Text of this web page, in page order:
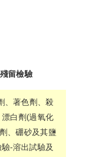
留檢驗
、著色劑、殺
白劑(過氧化
、硼砂及其鹽
-溶出試驗及